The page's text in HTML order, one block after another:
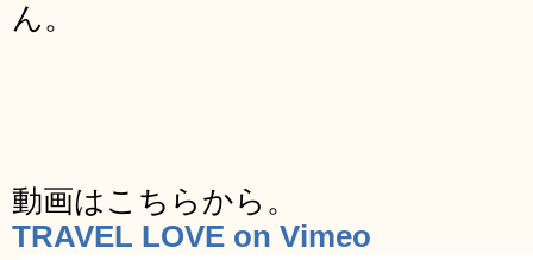
ん。
動画はこちらから。
TRAVEL LOVE on Vimeo